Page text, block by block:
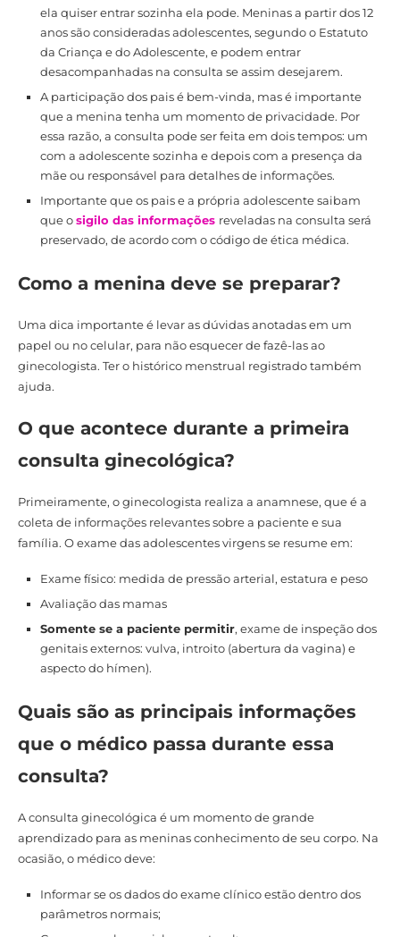
ela quiser entrar sozinha ela pode. Meninas a partir dos 12
anos são consideradas adolescentes, segundo o Estatuto
da Criança e do Adolescente, e podem entrar
desacompanhadas na consulta se assim desejarem.
A participação dos pais é bem-vinda, mas é importante
que a menina tenha um momento de privacidade. Por
essa razão, a consulta pode ser feita em dois tempos: um
com a adolescente sozinha e depois com a presença da
mãe ou responsável para detalhes de informações.
Importante que os pais e a própria adolescente saibam
que osigilo das informações reveladas na consulta será
preservado, de acordo com o código de ética médica.
Como a menina deve se preparar?
Uma dica importante é levar as dúvidas anotadas em um
papel ou no celular, para não esquecer de fazê-las ao
ginecologista. Ter o histórico menstrual registrado também
ajuda.
O que acontece durante a primeira
consulta ginecológica?
Primeiramente, o ginecologista realiza a anamnese, que é a
coleta de informações relevantes sobre a paciente e sua
família. O exame das adolescentes virgens se resume em:
Exame físico: medida de pressão arterial, estatura e peso
Avaliação das mamas
Somente se a paciente permitir, exame de inspeção dos
genitais externos: vulva, introito (abertura da vagina) e
aspecto do hímen).
Quais são as principais informações
que o médico passa durante essa
consulta?
A consulta ginecológica é um momento de grande
aprendizado para as meninas conhecimento de seu corpo. Na
ocasião, o médico deve:
Informar se os dados do exame clínico estão dentro dos
parâmetros normais;